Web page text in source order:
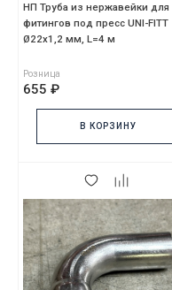
НП Труба из нержавейки для
фитингов под пресс UNI-FITT
Ø22х1,2 мм, L=4 м
Розница
655 ₽
В КОРЗИНУ